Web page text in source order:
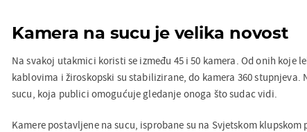
Kamera na sucu je velika novost
Na svakoj utakmici koristi se između 45 i 50 kamera. Od onih koje
kablovima i žiroskopski su stabilizirane, do kamera 360 stupnjeva.
sucu, koja publici omogućuje gledanje onoga što sudac vidi.
Kamere postavljene na sucu, isprobane su na Svjetskom klupskom